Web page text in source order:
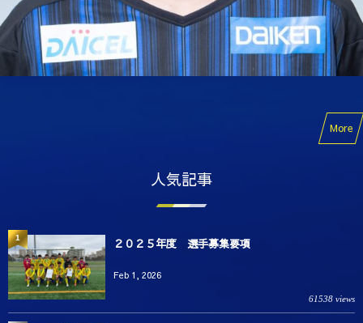
More
人気記事
２０２５年度 選手募集要項
Feb 1, 2026
61538 views
1